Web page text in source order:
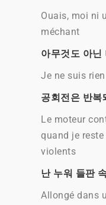
Ouais, moi ni
méchant
아무것도 아닌
Je ne suis rien
공회전은 반복
Le moteur
quand je
violents
난 누워 들판
Allongé dans